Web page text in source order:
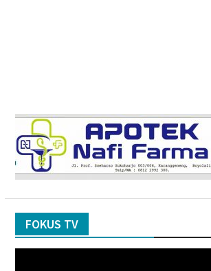
FOKUS TV